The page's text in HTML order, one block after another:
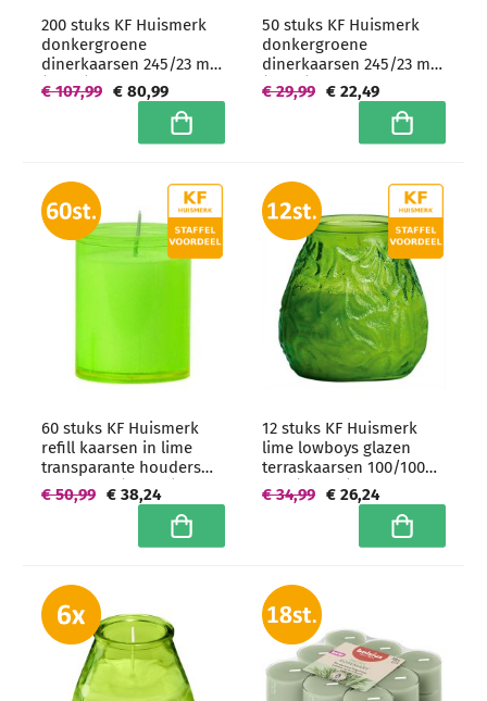
200 stuks KF Huismerk
donkergroene
dinerkaarsen 245/23 mm
(7 uur) Hoogwaardige
horeca kwaliteit -
€ 80,99
€ 107,99
In winkelwagen
50 stuks KF Huismerk
donkergroene
dinerkaarsen 245/23 mm
(7 uur) Hoogwaardige
horeca kwaliteit -
€ 22,49
€ 29,99
In
60 stuks KF Huismerk
refill kaarsen in lime
transparante houders
64/51 mm (24 uur) -
grootverpakking
€ 38,24
€ 50,99
In winkelwagen
12 stuks KF Huismerk
lime lowboys glazen
terraskaarsen 100/100
mm (70 uur)
Hoogwaardige horeca
grootverpakking
€ 26,24
€ 34,99
In